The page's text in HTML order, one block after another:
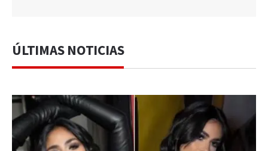
ÚLTIMAS NOTICIAS